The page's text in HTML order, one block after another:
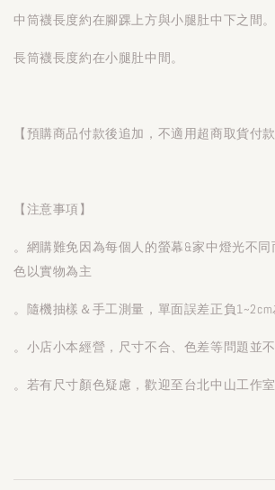
中筒襪長度約在腳踝上方與小腿肚中下之間。
長筒襪長度約在小腿肚中間。
【預購商品付款後追加，不適用超商取貨付款
【注意事項】
。網購難免因為每個人的螢幕&家中燈光不
色以實物為主
。隨機抽樣＆手工測量，單面誤差正負
。小店小本經營，尺寸不合、色差等問題並
。若有尺寸顏色疑慮，歡迎至台北中山工作室